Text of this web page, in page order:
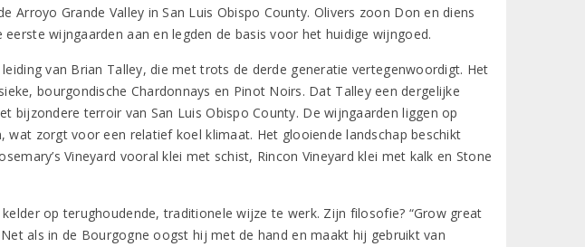
Arroyo Grande Valley in San Luis Obispo County. Olivers zoon Don en diens
wijngaarden aan en legden de basis voor het huidige wijngoed.
van Brian Talley, die met trots de derde generatie vertegenwoordigt. Het
bourgondische Chardonnays en Pinot Noirs. Dat Talley een dergelijke
bijzondere terroir van San Luis Obispo County. De wijngaarden liggen op
wat zorgt voor een relatief koel klimaat. Het glooiende landschap beschikt
Vineyard vooral klei met schist, Rincon Vineyard klei met kalk en Stone
op terughoudende, traditionele wijze te werk. Zijn filosofie? “Grow great
als in de Bourgogne oogst hij met de hand en maakt hij gebruikt van